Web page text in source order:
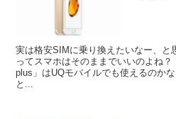
実は格安SIMに乗り換えたいなー、と
ってスマホはそのままでいいのよね
plus」はUQモバイルでも使えるのか
と...